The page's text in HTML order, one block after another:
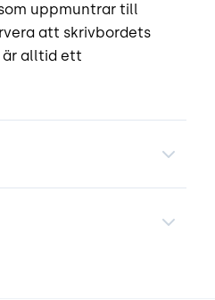
uppmuntrar till
att skrivbordets
är alltid ett